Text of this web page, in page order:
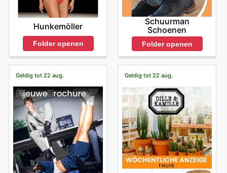
Hunkemöller
Folder openen
Schuurman
Schoenen
Folder openen
Geldig tot 22 aug. Geldig tot 22 aug.